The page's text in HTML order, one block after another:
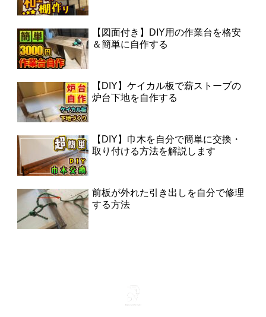
【図面付き】DIY用の作業台を格安
＆簡単に自作する
【DIY】ケイカル板で薪ストーブの
炉台下地を自作する
【DIY】巾木を自分で簡単に交換・
取り付ける方法を解説します
前板が外れた引き出しを自分で修理
する方法